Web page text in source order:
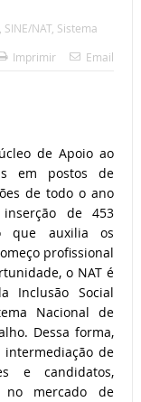
, SINE/NAT, Sistema
Imprimir
Email
de Apoio ao
em postos de
de todo o ano
de 453
que auxilia os
profissional
o NAT é
Inclusão Social
Nacional de
Dessa forma,
intermediação de
e candidatos,
mercado de